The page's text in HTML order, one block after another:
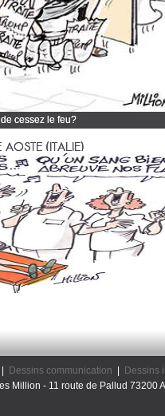
cessez le feu?
dessins d'actualité
(ITALIE)
Dessins communication Dessins
Million - 11 route de Pallud 73200